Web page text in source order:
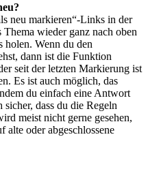
neu markieren“-Links in der
wieder ganz nach oben
holen. Wenn du den
dann ist die Funktion
seit der letzten Markierung ist
Es ist auch möglich, das
du einfach eine Antwort
dass du die Regeln
meist nicht gerne gesehen,
oder abgeschlossene